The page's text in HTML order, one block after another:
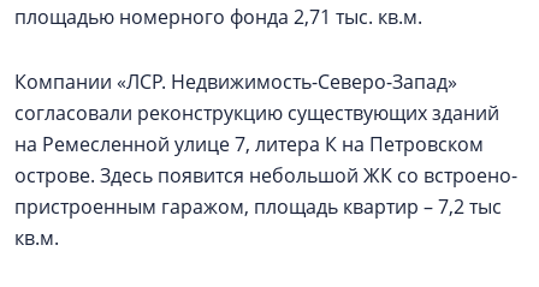
площадью номерного фонда 2,71 тыс. кв.м.
Компании «ЛСР. Недвижимость-Северо-Запад»
согласовали реконструкцию существующих зданий
на Ремесленной улице 7, литера К на Петровском
острове. Здесь появится небольшой ЖК со встроено-
пристроенным гаражом, площадь квартир – 7,2 тыс
кв.м.